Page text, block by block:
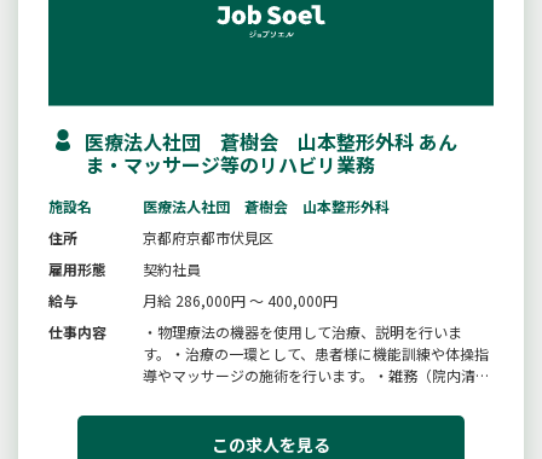
医療法人社団 蒼樹会 山本整形外科 あん
ま・マッサージ等のリハビリ業務
施設名
医療法人社団 蒼樹会 山本整形外科
住所
京都府京都市伏見区
雇用形態
契約社員
給与
月給 286,000円 ～ 400,000円
仕事内容
・物理療法の機器を使用して治療、説明を行いま
す。・治療の一環として、患者様に機能訓練や体操指
導やマッサージの施術を行います。・雑務（院内清掃
この求人を見る